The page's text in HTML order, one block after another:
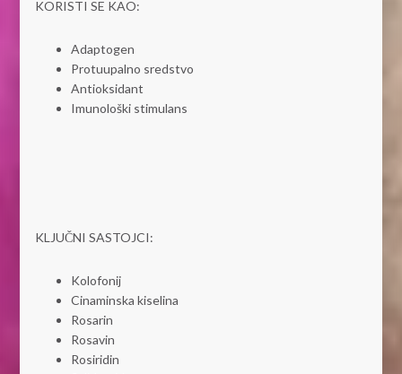
KORISTI SE KAO:
Adaptogen
Protuupalno sredstvo
Antioksidant
Imunološki stimulans
KLJUČNI SASTOJCI:
Kolofonij
Cinaminska kiselina
Rosarin
Rosavin
Rosiridin